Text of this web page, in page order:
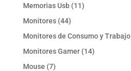
Memorias Usb 1111
Monitores 4444
productos
Monitores de Consumo y Trabajo
Monitores Gamer 1414
Mouse 77